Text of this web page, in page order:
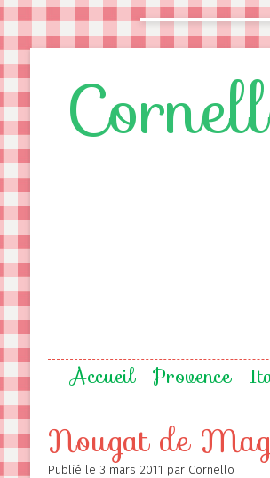
Accueil Provence
Nougat de
Publié le 3 mars 2011 par Cornello